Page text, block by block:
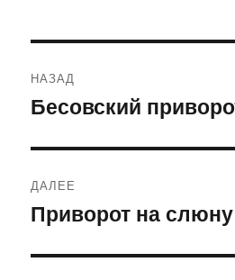
по
НАЗАД
Предыдущая
Бесовский
ДАЛЕЕ
Следующая
Приворот на слюну